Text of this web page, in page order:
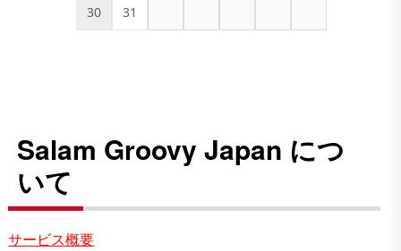
30 31
Salam Groovy Japan につ
いて
サービス概要